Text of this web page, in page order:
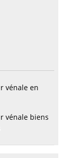
vénale en
vénale biens